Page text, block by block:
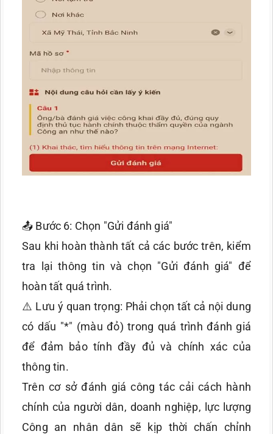
📤 Bước 6: Chọn "Gửi đánh giá"
Sau khi hoàn thành tất cả các bước trên, kiểm
tra lại thông tin và chọn "Gửi đánh giá" để
hoàn tất quá trình.
⚠️ Lưu ý quan trọng: Phải chọn tất cả nội dung
có dấu "*" (màu đỏ) trong quá trình đánh giá
để đảm bảo tính đầy đủ và chính xác của
thông tin.
Trên cơ sở đánh giá công tác cải cách hành
chính của người dân, doanh nghiệp, lực lượng
Công an nhân dân sẽ kịp thời chấn chỉnh